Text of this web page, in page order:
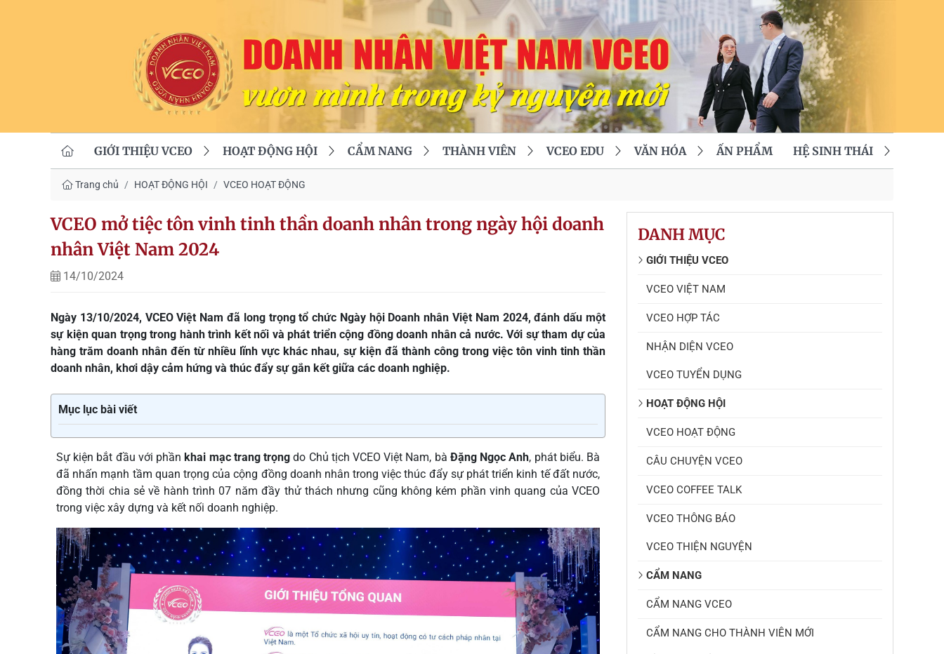
GIỚI THIỆU VCEO HOẠT ĐỘNG HỘI CẨM NANG THÀNH VIÊN VCEO EDU VĂN HÓA ẤN PHẨM HỆ SINH THÁI
Trang chủ HOẠT ĐỘNG HỘI VCEO HOẠT ĐỘNG
VCEO mở tiệc tôn vinh tinh thần doanh nhân trong ngày hội doanh
nhân Việt Nam 2024
14/10/2024
Ngày 13/10/2024, VCEO Việt Nam đã long trọng tổ chức Ngày hội Doanh nhân Việt Nam 2024, đánh dấu một
sự kiện quan trọng trong hành trình kết nối và phát triển cộng đồng doanh nhân cả nước. Với sự tham dự của
hàng trăm doanh nhân đến từ nhiều lĩnh vực khác nhau, sự kiện đã thành công trong việc tôn vinh tinh thần
doanh nhân, khơi dậy cảm hứng và thúc đẩy sự gắn kết giữa các doanh nghiệp.
Mục lục bài viết
Sự kiện bắt đầu với phầnkhai mạc trang trọng do Chủ tịch VCEO Việt Nam, bà Đặng Ngọc Anh, phát biểu. Bà
đã nhấn mạnh tầm quan trọng của cộng đồng doanh nhân trong việc thúc đẩy sự phát triển kinh tế đất nước,
đồng thời chia sẻ về hành trình 07 năm đầy thử thách nhưng cũng không kém phần vinh quang của VCEO
trong việc xây dựng và kết nối doanh nghiệp.
DANH MỤC
GIỚI THIỆU VCEO
VCEO VIỆT NAM
VCEO HỢP TÁC
NHẬN DIỆN VCEO
VCEO TUYỂN DỤNG
HOẠT ĐỘNG HỘI
VCEO HOẠT ĐỘNG
CÂU CHUYỆN VCEO
VCEO COFFEE TALK
VCEO THÔNG BÁO
VCEO THIỆN NGUYỆN
CẨM NANG
CẨM NANG VCEO
CẨM NANG CHO THÀNH VIÊN MỚI